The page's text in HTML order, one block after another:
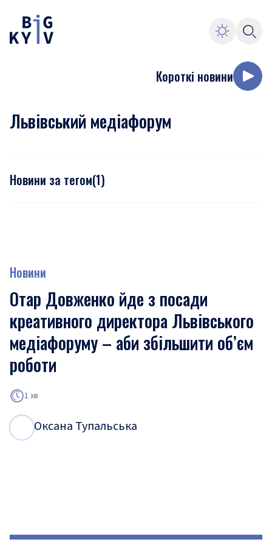
Короткі новини
Львівський медіафорум
Новини за тегом(1)
Новини
Отар Довженко йде з посади
креативного директора Львівського
медіафоруму – аби збільшити об’єм
роботи
1 хв
Оксана Тупальська